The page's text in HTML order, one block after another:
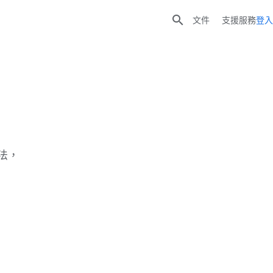
，
 文件 支援服務登入